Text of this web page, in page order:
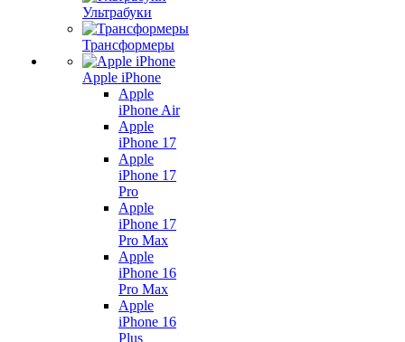
Ультрабуки
Трансформеры
Apple iPhone
Apple
iPhone Air
Apple
iPhone 17
Apple
iPhone 17
Pro
Apple
iPhone 17
Pro Max
Apple
iPhone 16
Pro Max
Apple
iPhone 16
Plus